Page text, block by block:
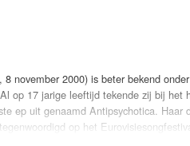
november 2000) is beter bekend
op 17 jarige leeftijd tekende zij bij het
ep uit genaamd Antipsychotica. Haar
op het